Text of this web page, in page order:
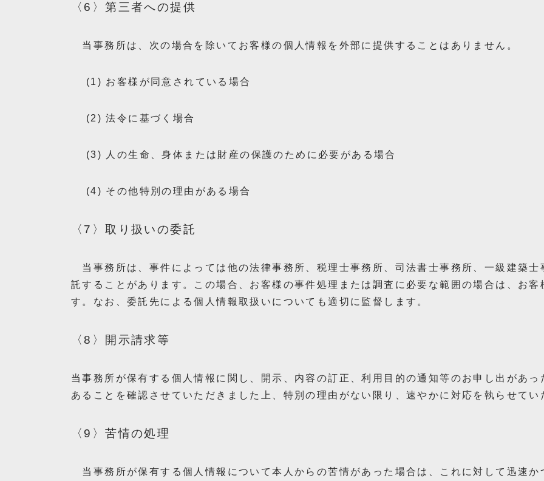
〈6〉第三者への提供
当事務所は、次の場合を除いてお客様の個人情報を外部に提供することはありません。
(1) お客様が同意されている場合
(2) 法令に基づく場合
(3) 人の生命、身体または財産の保護のために必要がある場合
(4) その他特別の理由がある場合
〈7〉取り扱いの委託
当事務所は、事件によっては他の法律事務所、税理士事務所、司法書士事務所、一級建築
託することがあります。この場合、お客様の事件処理または調査に必要な範囲の場合は、お
す。なお、委託先による個人情報取扱いについても適切に監督します。
〈8〉開示請求等
当事務所が保有する個人情報に関し、開示、内容の訂正、利用目的の通知等のお申し出があ
あることを確認させていただきました上、特別の理由がない限り、速やかに対応を執らせてい
〈9〉苦情の処理
当事務所が保有する個人情報について本人からの苦情があった場合は、これに対して迅速か